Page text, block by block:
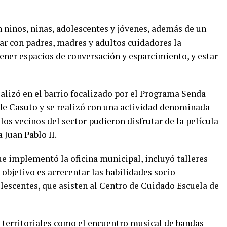
niñas, adolescentes y jóvenes, además de un
con padres, madres y adultos cuidadores la
espacios de conversación y esparcimiento, y estar
en el barrio focalizado por el Programa Senda
Casuto y se realizó con una actividad denominada
los vecinos del sector pudieron disfrutar de la película
Pablo II.
implementó la oficina municipal, incluyó talleres
es acrecentar las habilidades socio
que asisten al Centro de Cuidado Escuela de
como el encuentro musical de bandas